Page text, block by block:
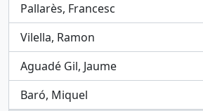
Pallarès, Francesc
, 1 results
Vilella, Ramon
, 1 results
Aguadé Gil, Jaume
, 1 results
Baró, Miquel
, 1 results